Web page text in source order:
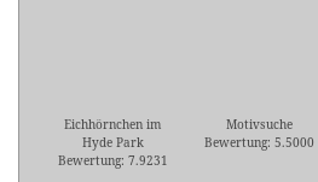
Eichhörnchen im
Hyde Park
Bewertung: 7.9231
Motivsuche
Bewertung: 5.5000